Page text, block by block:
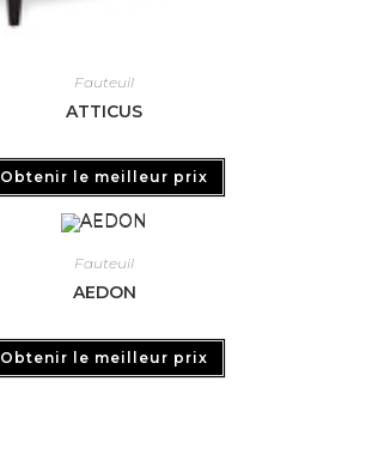
Fauteuil
ATTICUS
Obtenir le meilleur prix
Fauteuil
AEDON
Obtenir le meilleur prix